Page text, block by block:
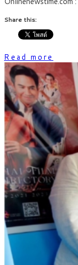
Share this:
Read more